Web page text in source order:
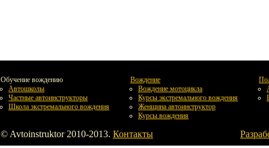
Обучение вождению
Автошколы
Частные автоинструкторы
Школа экстремального вождения
Вождение
Вождение мотоцикла
Курсы экстремального вождения
Женщина автоинструктор
Курсы вождения
© Avtoinstruktor 2010-2013. Контакты